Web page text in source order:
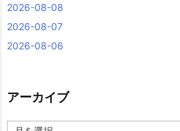
2026-08-08
2026-08-07
2026-08-06
アーカイブ